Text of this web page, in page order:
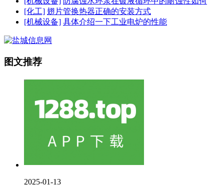
[化工] 翅片管换热器正确的安装方式
[机械设备] 具体介绍一下工业电炉的性能
图文推荐
2025-01-13